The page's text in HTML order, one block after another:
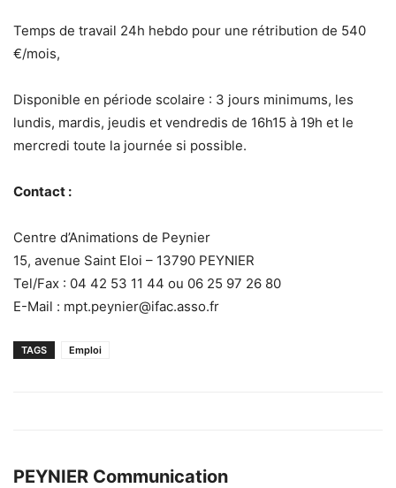
Temps de travail 24h hebdo pour une rétribution de 540
€/mois,
Disponible en période scolaire : 3 jours minimums, les
lundis, mardis, jeudis et vendredis de 16h15 à 19h et le
mercredi toute la journée si possible.
Contact :
Centre d’Animations de Peynier
15, avenue Saint Eloi – 13790 PEYNIER
Tel/Fax : 04 42 53 11 44 ou 06 25 97 26 80
E-Mail : mpt.peynier@ifac.asso.fr
TAGS Emploi
PEYNIER Communication